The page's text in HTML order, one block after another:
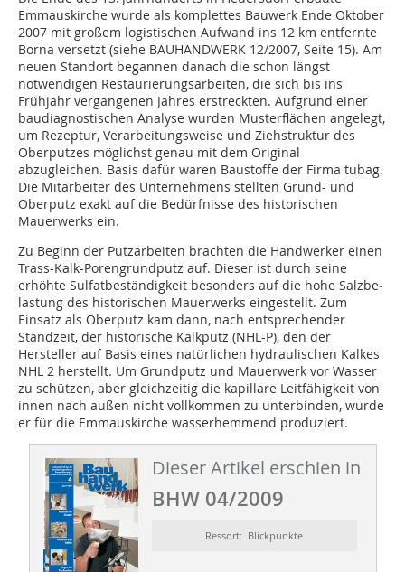
Emma­us­kirche wurde als komplettes Bauwerk Ende Oktober
2007 mit großem logistischen Aufwand ins 12 km entfernte
Borna versetzt (siehe BAUHANDWERK 12/2007, Seite 15). Am
neuen Standort begannen danach die schon längst
notwendigen Restaurierungsarbeiten, die sich bis ins
Frühjahr vergangenen Jahres erstreckten. Aufgrund einer
baudiagnostischen Analyse wurden Muster­flächen angelegt,
um Rezeptur, Verarbeitungsweise und Ziehstruktur des
Oberputzes möglichst genau mit dem Original
abzugleichen. Basis dafür waren Baustoffe der Firma tubag.
Die Mitarbeiter des Unternehmens stellten Grund- und
Oberputz exakt auf die Bedürfnisse des historischen
Mauerwerks ein.
Zu Beginn der Putzarbeiten brachten die Handwerker einen
Trass-Kalk-Porengrundputz auf. Dieser ist durch seine
erhöhte Sulfatbeständigkeit besonders auf die hohe Salzbe­
lastung des historischen Mauerwerks ein­gestellt. Zum
Einsatz als Oberputz kam dann, nach entsprechender
Standzeit, der historische Kalkputz (NHL-P), den der
Hersteller auf Basis eines natürlichen hydraulischen Kalkes
NHL 2 herstellt. Um Grundputz und Mauerwerk vor Wasser
zu schützen, aber gleichzeitig die kapillare Leitfähigkeit von
innen nach außen nicht vollkom­men zu unterbinden, wurde
er für die Emmauskirche wasserhemmend produziert.
Dieser Artikel erschien in
BHW 04/2009
Ressort: Blickpunkte